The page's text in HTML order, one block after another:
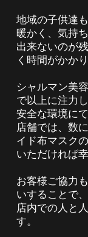
地域の子供達
暖かく、気持
出来ないのが
く時間がかか
シャルマン美
で以上に注力
安全な環境に
店舗では、数
イド布マスク
いただけ
お客様ご協力
いすることで、
店内での人と
す。